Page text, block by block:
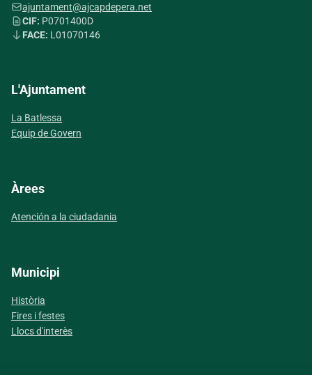
ajuntament@ajcapdepera.net
CIF: P0701400D
FACE: L01070146
L'Ajuntament
La Batlessa
Equip de Govern
Àrees
Atención a la ciudadania
Municipi
Història
Fires i festes
Llocs d'interès